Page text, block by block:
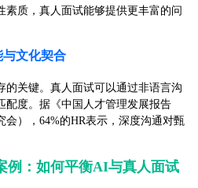
素质，真人面试能够提供更丰富的问
与文化契合
的关键。真人面试可以通过非语言沟
配度。据《中国人才管理发展报告
会），64%的HR表示，深度沟通对甄
例：如何平衡AI与真人面试